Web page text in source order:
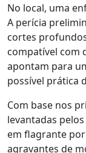
No local, uma
A perícia
cortes
compatível com
apontam para
possível prática
Com base nos
levantadas
em flagrante
agravantes de